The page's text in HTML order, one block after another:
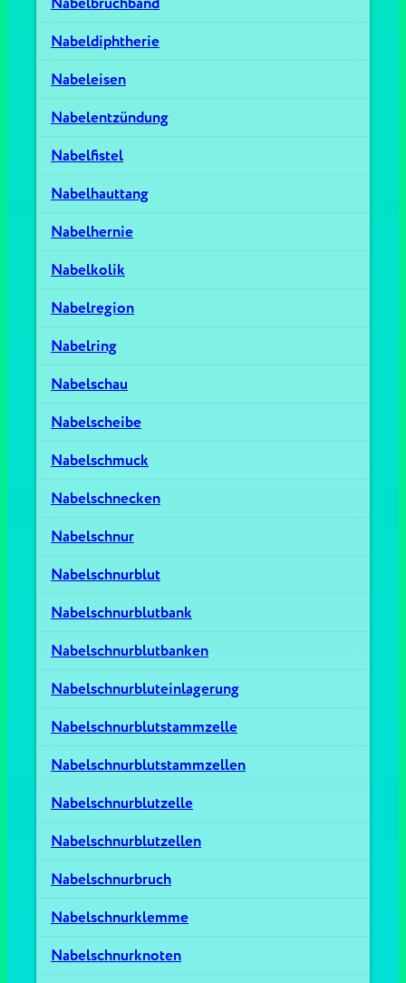
Nabeldiphtherie
Nabeleisen
Nabelentzündung
Nabelfistel
Nabelhauttang
Nabelhernie
Nabelkolik
Nabelregion
Nabelring
Nabelschau
Nabelscheibe
Nabelschmuck
Nabelschnecken
Nabelschnur
Nabelschnurblut
Nabelschnurblutbank
Nabelschnurblutbanken
Nabelschnurbluteinlagerung
Nabelschnurblutstammzelle
Nabelschnurblutstammzellen
Nabelschnurblutzelle
Nabelschnurblutzellen
Nabelschnurbruch
Nabelschnurklemme
Nabelschnurknoten